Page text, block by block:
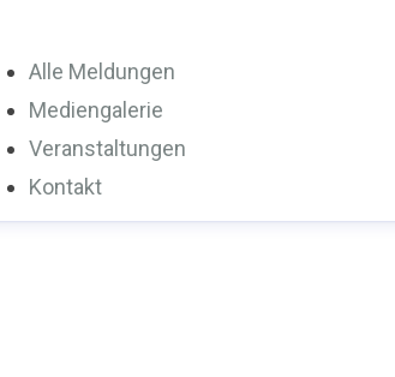
Alle Meldungen
Mediengalerie
Veranstaltungen
Kontakt